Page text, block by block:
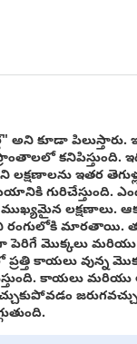
అని కూడా
ఇతర
గురిచేస్తుంది.
లక్షణాలు.
రంగులోకి మారతాయి.
పెరిగే మొక్కలు
కాయలు వున్న
కాయలు మరియు